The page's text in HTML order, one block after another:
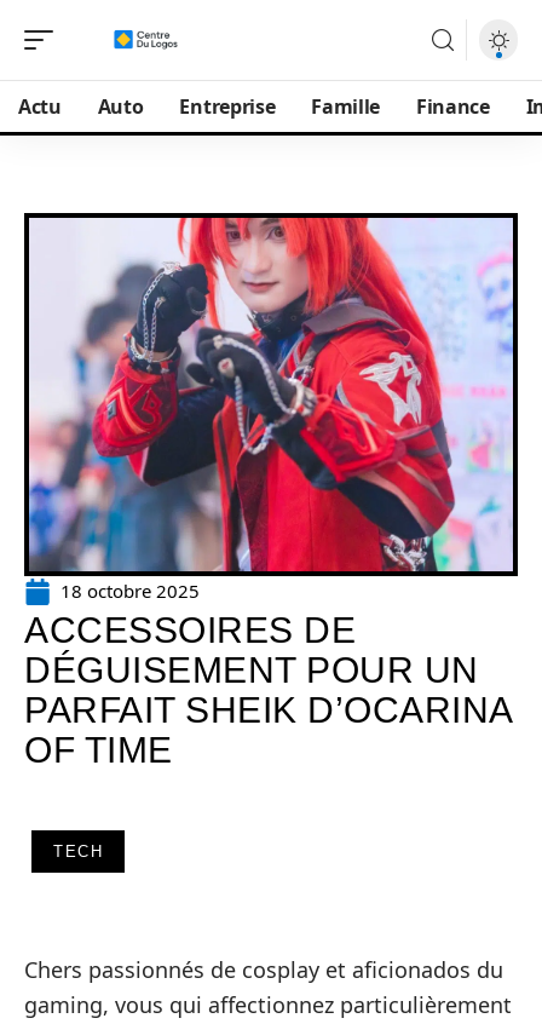
Actu Auto Entreprise Famille Finance
18 octobre 2025
ACCESSOIRES DE
DÉGUISEMENT POUR UN
PARFAIT SHEIK D’OCARINA
OF TIME
TECH
Chers passionnés de cosplay et aficionados du
gaming, vous qui affectionnez particulièrement